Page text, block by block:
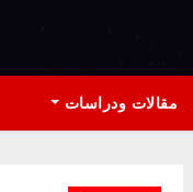
مقالات ودراسات